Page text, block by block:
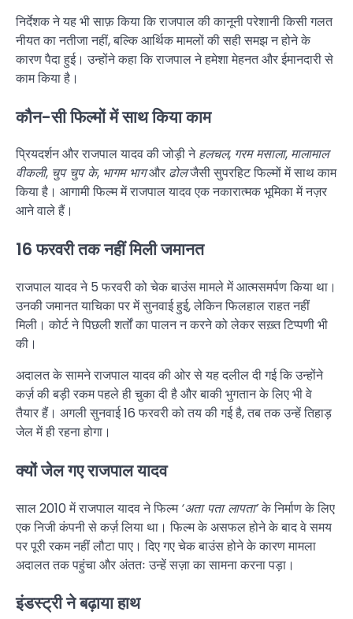
निर्देशक ने यह भी साफ़ किया कि राजपाल की कानूनी परेशानी किसी गलत
नीयत का नतीजा नहीं, बल्कि आर्थिक मामलों की सही समझ न होने के
कारण पैदा हुई। उन्होंने कहा कि राजपाल ने हमेशा मेहनत और ईमानदारी से
काम किया है।
कौन-सी फिल्मों में साथ किया काम
प्रियदर्शन और राजपाल यादव की जोड़ी नेहलचल, गरम मसाला, मालामाल
वीकली, चुप चुप के, भागम भागऔर ढोलजैसी सुपरहिट फिल्मों में साथ काम
किया है। आगामी फिल्म में राजपाल यादव एक नकारात्मक भूमिका में नज़र
आने वाले हैं।
16 फरवरी तक नहीं मिली जमानत
राजपाल यादव ने 5 फरवरी को चेक बाउंस मामले में आत्मसमर्पण किया था।
उनकी जमानत याचिका पर में सुनवाई हुई, लेकिन फिलहाल राहत नहीं
मिली। कोर्ट ने पिछली शर्तों का पालन न करने को लेकर सख़्त टिप्पणी भी
की।
अदालत के सामने राजपाल यादव की ओर से यह दलील दी गई कि उन्होंने
कर्ज़ की बड़ी रकम पहले ही चुका दी है और बाकी भुगतान के लिए भी वे
तैयार हैं। अगली सुनवाई 16 फरवरी को तय की गई है, तब तक उन्हें तिहाड़
जेल में ही रहना होगा।
क्यों जेल गए राजपाल यादव
साल 2010 में राजपाल यादव ने फिल्म‘अता पता लापता’के निर्माण के लिए
एक निजी कंपनी से कर्ज़ लिया था। फिल्म के असफल होने के बाद वे समय
पर पूरी रकम नहीं लौटा पाए। दिए गए चेक बाउंस होने के कारण मामला
अदालत तक पहुंचा और अंततः उन्हें सज़ा का सामना करना पड़ा।
इंडस्ट्री ने बढ़ाया हाथ